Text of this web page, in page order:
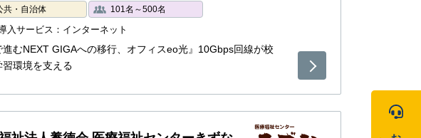
共・自治体
101名～500名
入サービス： インターネット
進むNEXT GIGAへの移行、オフィスeo光』10Gbps回線が校
習環境を支える